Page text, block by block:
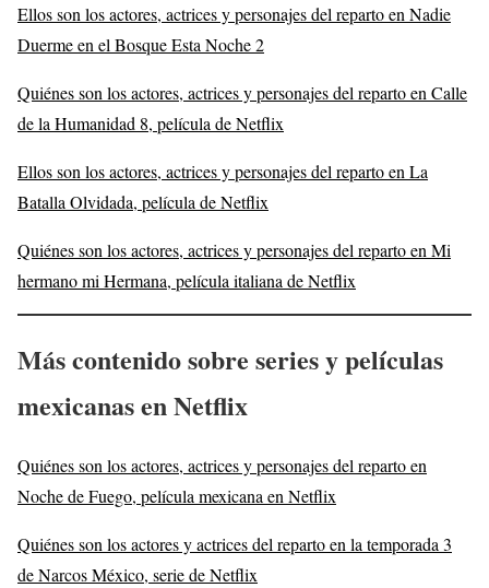
Ellos son los actores, actrices y personajes del reparto en Nadie
Duerme en el Bosque Esta Noche 2
Quiénes son los actores, actrices y personajes del reparto en Calle
de la Humanidad 8, película de Netflix
Ellos son los actores, actrices y personajes del reparto en La
Batalla Olvidada, película de Netflix
Quiénes son los actores, actrices y personajes del reparto en Mi
hermano mi Hermana, película italiana de Netflix
Máscontenido sobre series y películas
mexicanas en Netflix
Quiénes son los actores, actrices y personajes del reparto en
Noche de Fuego, película mexicana en Netflix
Quiénes son los actores y actrices del reparto en la temporada 3
de Narcos México, serie de Netflix